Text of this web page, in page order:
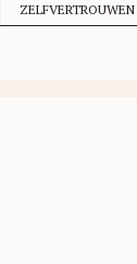
ZELFVERTROUWEN